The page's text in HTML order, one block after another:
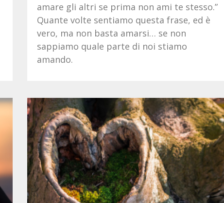
amare gli altri se prima non ami te stesso.”
Quante volte sentiamo questa frase, ed è
vero, ma non basta amarsi… se non
sappiamo quale parte di noi stiamo
amando.